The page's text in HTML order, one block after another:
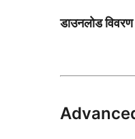
डाउनलोड विवरण